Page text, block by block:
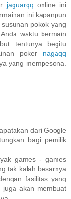
jaguarqq online ini
ini kapanpun
pokok yang
waktu bermain
tentunya begitu
poker nagaqq
yang mempesona.
dari Google
bagi pemilik
games - games
tak kalah besarnya
fasilitas yang
juga akan membuat